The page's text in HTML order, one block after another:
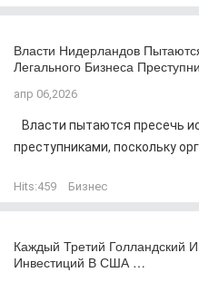
Власти Нидерландов
Легального Бизнеса
апр 06,2026
Власти пытаются пресечь
преступниками, поскольку
Hits:459 Бизнес
Каждый Третий Голландский
Инвестиций В США …